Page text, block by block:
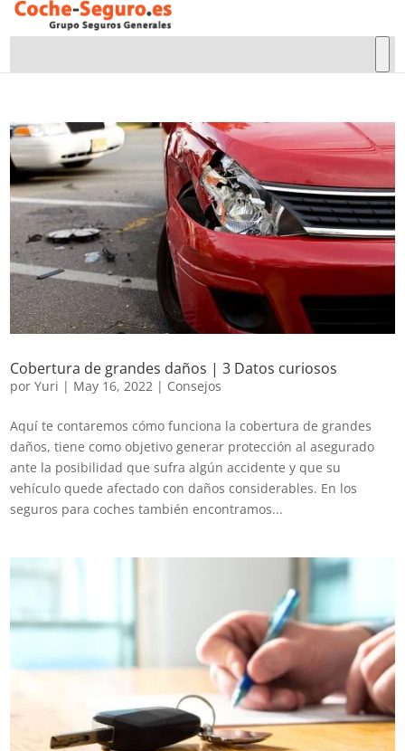
Cobertura de grandes daños | 3 Datos curiosos
porYuri | May 16, 2022 | Consejos
Aquí te contaremos cómo funciona la cobertura de grandes
daños, tiene como objetivo generar protección al asegurado
ante la posibilidad que sufra algún accidente y que su
vehículo quede afectado con daños considerables. En los
seguros para coches también encontramos...